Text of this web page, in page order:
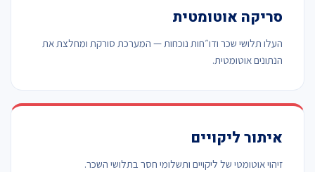
סריקה אוטומטית
העלו תלושי שכר ודו״חות נוכחות — המערכת סורקת ומחלצת את
הנתונים אוטומטית.
איתור ליקויים
זיהוי אוטומטי של ליקויים ותשלומי חסר בתלושי השכר.